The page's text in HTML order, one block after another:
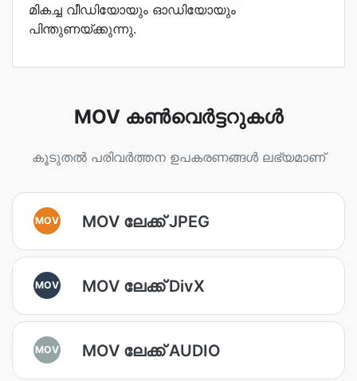
മികച്ച വീഡിയോയും ഓഡിയോയും
പിന്തുണയ്ക്കുന്നു.
MOV കൺവെർട്ടറുകൾ
കൂടുതൽ പരിവർത്തന ഉപകരണങ്ങൾ ലഭ്യമാണ്
MOV MOV ലേക്ക് JPEG
MOV MOV ലേക്ക് DivX
MOV MOV ലേക്ക് AUDIO